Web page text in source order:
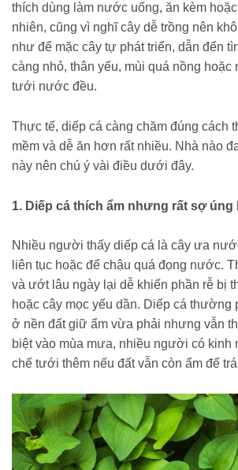
thích dùng làm nước uống, ăn kèm
nhiên, cũng vì nghĩ cây dễ trồng nên
như để mặc cây tự phát triển, dẫn đến
càng nhỏ, thân yếu, mùi quá nồng hoặc
tưới nước đều.
Thực tế, diếp cá càng chăm đúng cách
mềm và dễ ăn hơn rất nhiều. Nhà nào
này nên chú ý vài điều dưới đây.
1. Diếp cá thích ẩm nhưng rất sợ úng
Nhiều người thấy diếp cá là cây ưa
liên tục hoặc để chậu quá đọng nước.
và ướt lâu ngày lại dễ khiến phần rễ bị
hoặc cây mọc yếu dần. Diếp cá thường
ở nền đất giữ ẩm vừa phải nhưng vẫn
biệt vào mùa mưa, nhiều người có kinh
chế tưới thêm nếu đất vẫn còn ẩm để